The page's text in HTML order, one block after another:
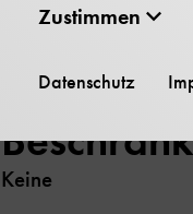
Keine
Zustimmen
Datenschutz